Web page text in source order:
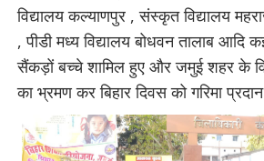
विद्यालय कल्याणपुर , संस्कृत विद्यालय
, पीडी मध्य विद्यालय बोधवन तालाब आदि
सैंकड़ों बच्चे शामिल हुए और जमुई शहर के
का भ्रमण कर बिहार दिवस को गरिमा